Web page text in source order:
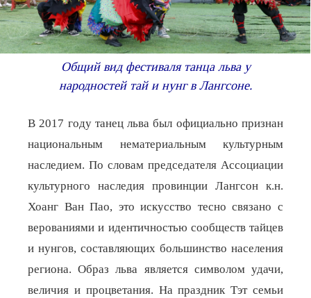
Общий вид фестиваля танца льва у
народностей тай и нунг в Лангсоне.
В 2017 году танец льва был официально признан
национальным нематериальным культурным
наследием. По словам председателя Ассоциации
культурного наследия провинции Лангсон к.н.
Хоанг Ван Пао, это искусство тесно связано с
верованиями и идентичностью сообществ тайцев
и нунгов, составляющих большинство населения
региона. Образ льва является символом удачи,
величия и процветания. На праздник Тэт семьи